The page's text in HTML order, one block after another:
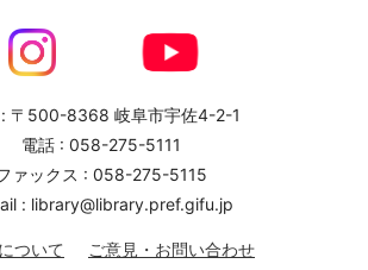
〒500-8368 岐阜市宇佐4-2-1
電話 : 058-275-5111
ァックス : 058-275-5115
: library@library.pref.gifu.jp
ついて ご意見・お問い合わせ